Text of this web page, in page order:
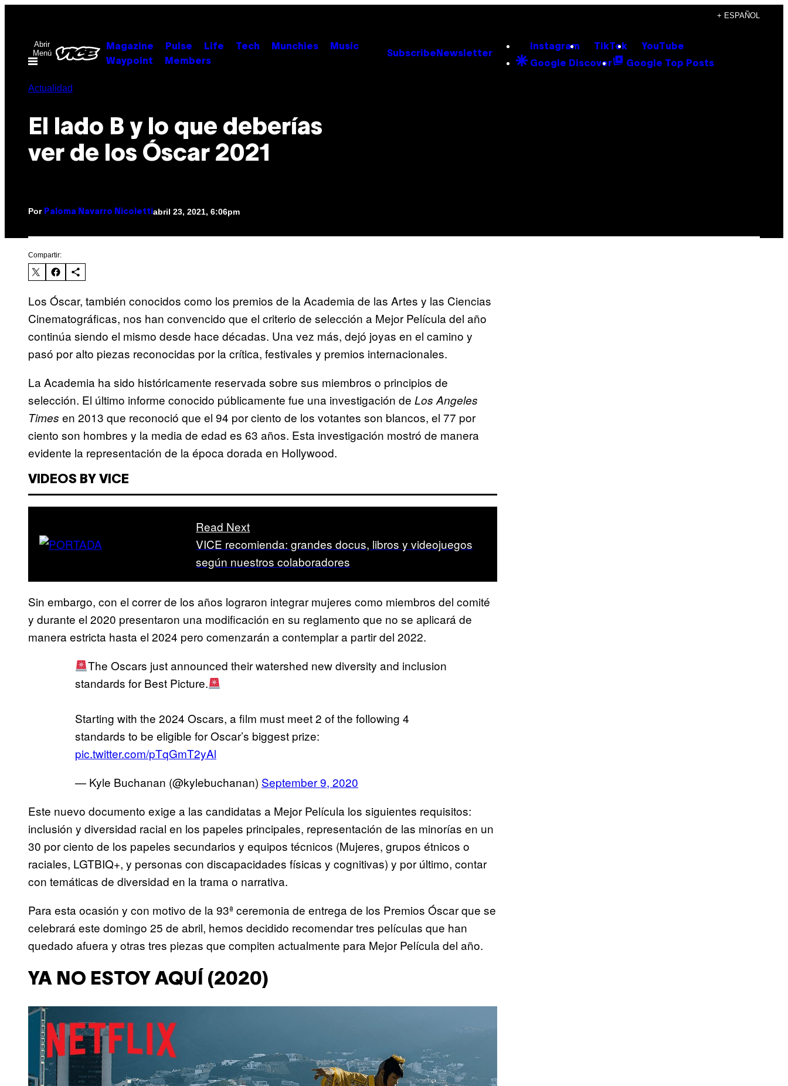
contenido
+ ESPAÑOL
Abrir
Menú
Magazine Pulse Life Tech Munchies
Music
Waypoint
Members
Subscribe Newsletter
Instagram TikTok YouTube
Google Discover Google Top Posts
Actualidad
El lado B y lo que deberías
ver de los Óscar 2021
Por Paloma Navarro Nicoletti abril 23, 2021, 6:06pm
Compartir:
Los Óscar, también conocidos como los premios de la Academia de las Artes y las Ciencias
Cinematográficas, nos han convencido que el criterio de selección a Mejor Película del año
continúa siendo el mismo desde hace décadas. Una vez más, dejó joyas en el camino y
pasó por alto piezas reconocidas por la crítica, festivales y premios internacionales.
La Academia ha sido históricamente reservada sobre sus miembros o principios de
selección. El último informe conocido públicamente fue una investigación de Los Angeles
Times en 2013 que reconoció que el 94 por ciento de los votantes son blancos, el 77 por
ciento son hombres y la media de edad es 63 años. Esta investigación mostró de manera
evidente la representación de la época dorada en Hollywood.
VIDEOS BY VICE
Read Next
VICE recomienda: grandes docus, libros y videojuegos
según nuestros colaboradores
Sin embargo, con el correr de los años lograron integrar mujeres como miembros del comité
y durante el 2020 presentaron una modificación en su reglamento que no se aplicará de
manera estricta hasta el 2024 pero comenzarán a contemplar a partir del 2022.
The Oscars just announced their watershed new diversity and inclusion
standards for Best Picture.
Starting with the 2024 Oscars, a film must meet 2 of the following 4
standards to be eligible for Oscar’s biggest prize:
pic.twitter.com/pTqGmT2yAl
— Kyle Buchanan (@kylebuchanan) September 9, 2020
Este nuevo documento exige a las candidatas a Mejor Película los siguientes requisitos:
inclusión y diversidad racial en los papeles principales, representación de las minorías en un
30 por ciento de los papeles secundarios y equipos técnicos (Mujeres, grupos étnicos o
raciales, LGTBIQ+, y personas con discapacidades físicas y cognitivas) y por último, contar
con temáticas de diversidad en la trama o narrativa.
Para esta ocasión y con motivo de la 93ª ceremonia de entrega de los Premios Óscar que se
celebrará este domingo 25 de abril, hemos decidido recomendar tres películas que han
quedado afuera y otras tres piezas que compiten actualmente para Mejor Película del año.
YA NO ESTOY AQUÍ (2020)